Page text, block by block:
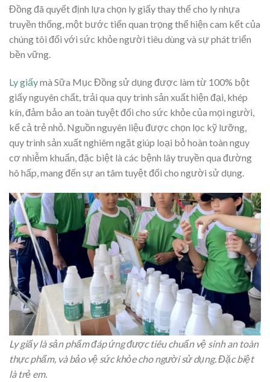
Đồng đã quyết định lựa chọn ly giấy thay thế cho ly nhựa
truyền thống, một bước tiến quan trọng thể hiện cam kết của
chúng tôi đối với sức khỏe người tiêu dùng và sự phát triển
bền vững.
Ly giấymà Sữa Mục Đồng sử dụng được làm từ 100% bột
giấy nguyên chất, trải qua quy trình sản xuất hiện đại, khép
kín, đảm bảo an toàn tuyệt đối cho sức khỏe của mọi người,
kể cả trẻ nhỏ. Nguồn nguyên liệu được chọn lọc kỹ lưỡng,
quy trình sản xuất nghiêm ngặt giúp loại bỏ hoàn toàn nguy
cơ nhiễm khuẩn, đặc biệt là các bệnh lây truyền qua đường
hô hấp, mang đến sự an tâm tuyệt đối cho người sử dụng.
Ly giấy là sản phẩm đáp ứng được tiêu chuẩn vệ sinh an toàn
thực phẩm, và bảo vệ sức khỏe cho người sử dụng. Đặc biệt
là trẻ em.